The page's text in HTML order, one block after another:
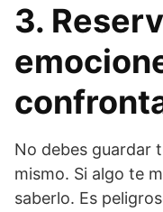
3.
No debes guardar
mismo. Si algo te
saberlo. Es